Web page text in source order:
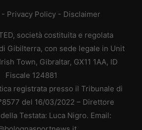
- Privacy Policy- Disclaimer
società costituita e regolata
Gibilterra, con sede legale in Unit
Town, Gibraltar, GX11 1AA, ID
Fiscale 124881
registrata presso il Tribunale di
del 16/03/2022 – Direttore
Testata: Luca Nigro. Email: